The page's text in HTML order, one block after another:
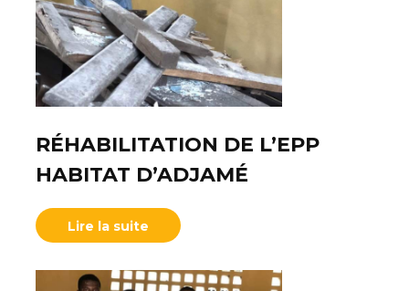
RÉHABILITATION DE L’EPP
HABITAT D’ADJAMÉ
Lire la suite